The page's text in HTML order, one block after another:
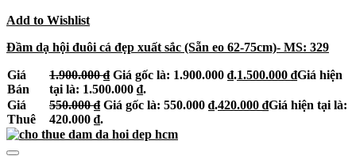
Add to Wishlist
Đầm dạ hội đuôi cá đẹp xuất sắc (Sẵn eo 62-75cm)- MS: 329
Giá
Bán
1.900.000₫ Giá gốc là: 1.900.000 ₫.1.500.000 ₫Giá hiện
tại là: 1.500.000 ₫.
Giá
Thuê
550.000₫ Giá gốc là: 550.000 ₫.420.000 ₫Giá hiện tại là:
420.000 ₫.